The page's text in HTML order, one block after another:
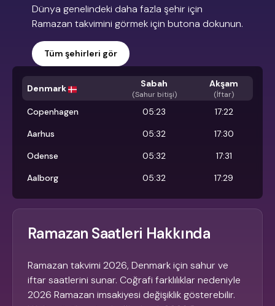
Dünya genelindeki daha fazla şehir için
Ramazan takvimini görmek için butona dokunun.
Tüm şehirleri gör
Denmark Sabah
(Sahur bitişi)
Akşam
(İftar)
Copenhagen 05:23
17:22
Aarhus
05:32
17:30
Odense
05:32
17:31
Aalborg
05:32 17:29
Ramazan Saatleri Hakkında
Ramazan takvimi 2026, Denmark için sahur ve
iftar saatlerini sunar. Coğrafi farklılıklar nedeniyle
2026 Ramazan imsakiyesi değişiklik gösterebilir.